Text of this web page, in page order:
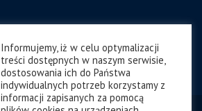
Informujemy, iż w celu optymalizacji
treści dostępnych w naszym serwisie,
dostosowania ich do Państwa
indywidualnych potrzeb korzystamy z
informacji zapisanych za pomocą